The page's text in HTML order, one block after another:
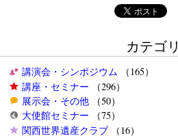
カテゴリ
講演会・シンポジウム （165）
講座・セミナー （296）
展示会・その他（50）
大使館セミナー （75）
関西世界遺産クラブ（16）